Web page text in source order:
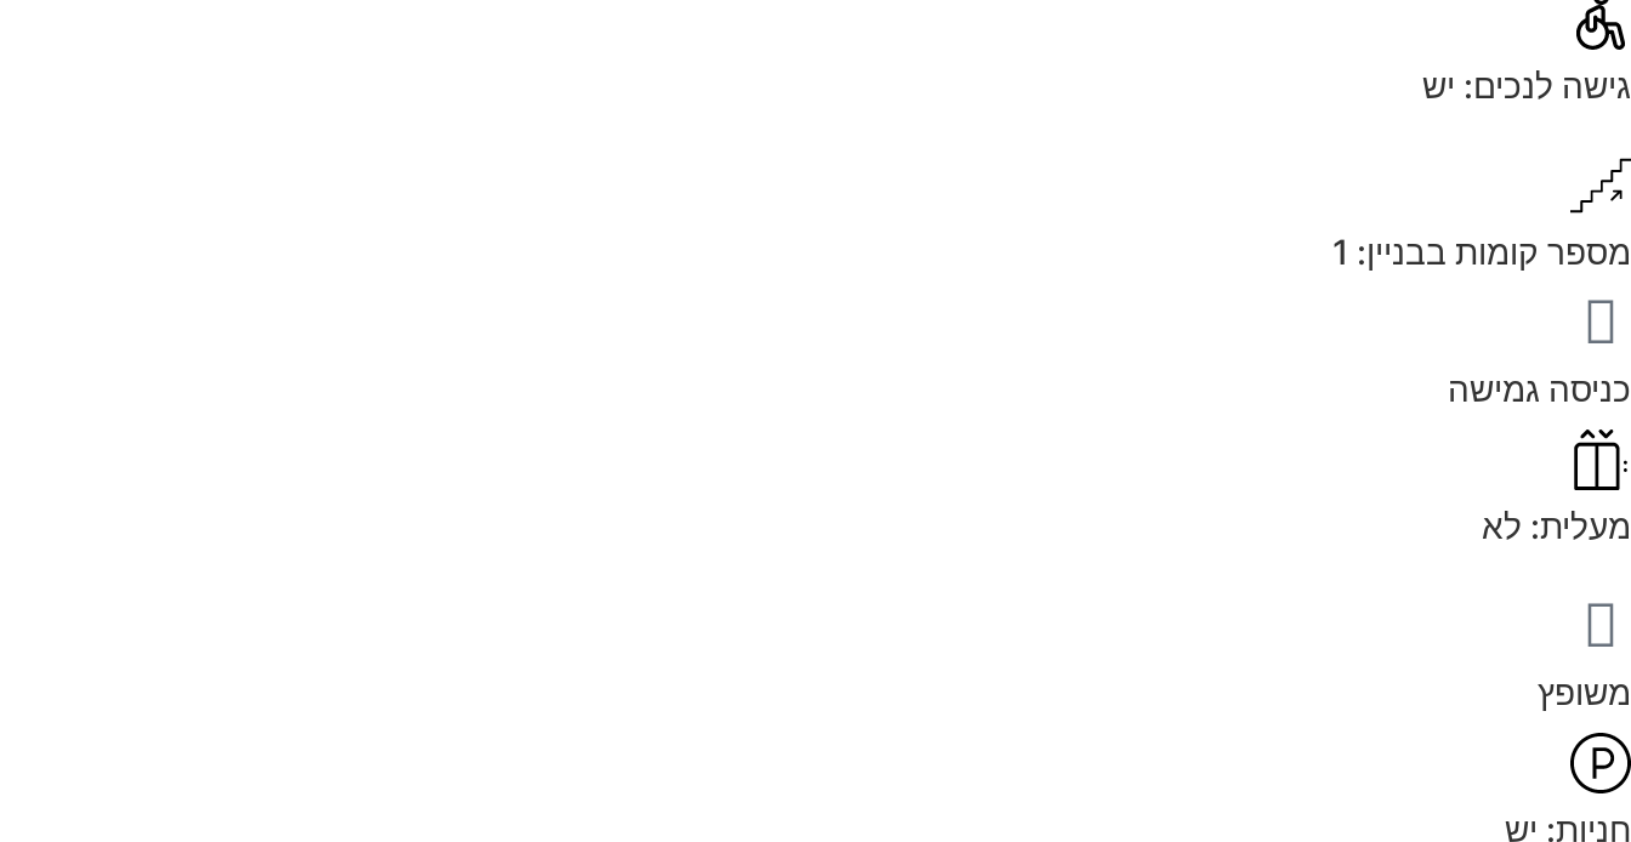
גישה לנכים: יש
מספר קומות בבניין: 1
כניסה גמישה
מעלית: לא
משופץ
חניות: יש